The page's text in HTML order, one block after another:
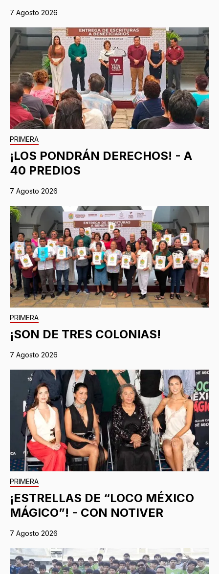
7 Agosto 2026
PRIMERA
¡LOS PONDRÁN DERECHOS! - A
40 PREDIOS
7 Agosto 2026
PRIMERA
¡SON DE TRES COLONIAS!
7 Agosto 2026
PRIMERA
¡ESTRELLAS DE “LOCO MÉXICO
MÁGICO”! - CON NOTIVER
7 Agosto 2026